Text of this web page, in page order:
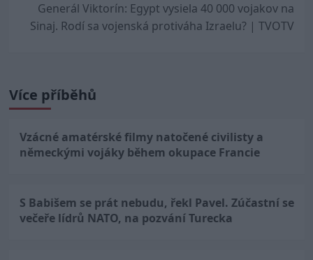
Generál Viktorín: Egypt vysiela 40 000 vojakov na
Sinaj. Rodí sa vojenská protiváha Izraelu? | TVOTV
Více příběhů
Vzácné amatérské filmy natočené civilisty a
německými vojáky během okupace Francie
S Babišem se prát nebudu, řekl Pavel. Zúčastní se
večeře lídrů NATO, na pozvání Turecka